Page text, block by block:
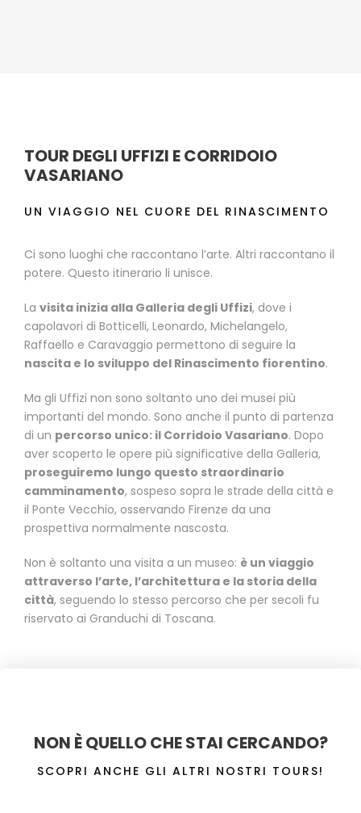
TOUR DEGLI UFFIZI E CORRIDOIO
VASARIANO
UN VIAGGIO NEL CUORE DEL RINASCIMENTO
Ci sono luoghi che raccontano l’arte. Altri raccontano il
potere. Questo itinerario li unisce.
La visita inizia alla Galleria degli Uffizi, dove i
capolavori di Botticelli, Leonardo, Michelangelo,
Raffaello e Caravaggio permettono di seguire la
nascita e lo sviluppo del Rinascimento fiorentino.
Ma gli Uffizi non sono soltanto uno dei musei più
importanti del mondo. Sono anche il punto di partenza
di un percorso unico: il Corridoio Vasariano. Dopo
aver scoperto le opere più significative della Galleria,
proseguiremo lungo questo straordinario
camminamento, sospeso sopra le strade della città e
il Ponte Vecchio, osservando Firenze da una
prospettiva normalmente nascosta.
Non è soltanto una visita a un museo: è un viaggio
attraverso l’arte, l’architettura e la storia della
città, seguendo lo stesso percorso che per secoli fu
riservato ai Granduchi di Toscana.
NON È QUELLO CHE STAI CERCANDO?
SCOPRI ANCHE GLI ALTRI NOSTRI TOURS!